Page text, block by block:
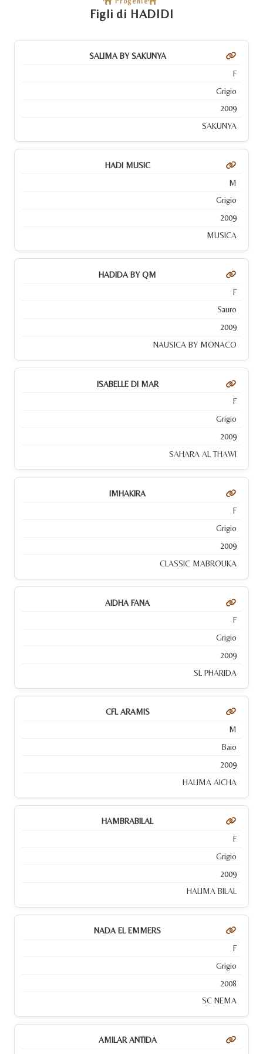
Figli di HADIDI
SALIMA BY SAKUNYA
F
Grigio
2009
SAKUNYA
HADI MUSIC
M
Grigio
2009
MUSICA
HADIDA BY QM
F
Sauro
2009
NAUSICA BY MONACO
ISABELLE DI MAR
F
Grigio
2009
SAHARA AL THAWI
IMHAKIRA
F
Grigio
2009
CLASSIC MABROUKA
AIDHA FANA
F
Grigio
2009
SL PHARIDA
CFL ARAMIS
M
Baio
2009
HALIMA AICHA
HAMBRABILAL
F
Grigio
2009
HALIMA BILAL
NADA EL EMMERS
F
Grigio
2008
SC NEMA
AMILAR ANTIDA